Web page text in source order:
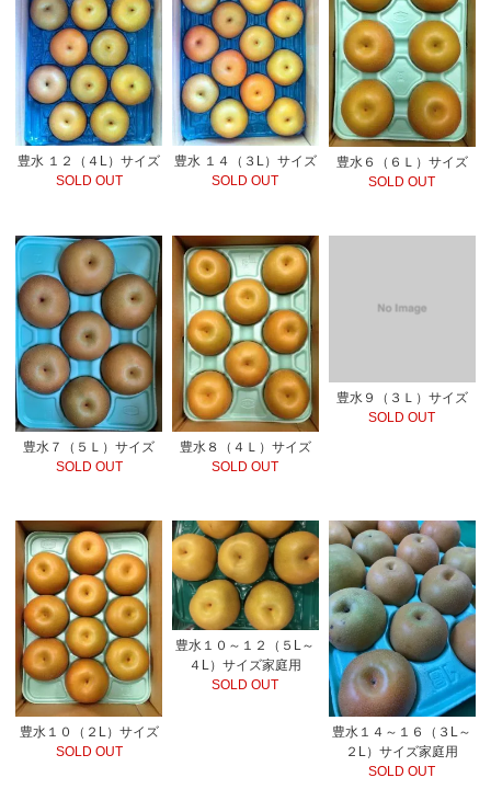
豊水 １２（４L）サイズ
SOLD OUT
豊水 １４（３L）サイズ
SOLD OUT
豊水６（６Ｌ）サイズ
SOLD OUT
豊水７（５Ｌ）サイズ
SOLD OUT
豊水８（４Ｌ）サイズ
SOLD OUT
豊水９（３Ｌ）サイズ
SOLD OUT
豊水１０（２L）サイズ
SOLD OUT
豊水１０～１２（５L～
４L）サイズ家庭用
SOLD OUT
豊水１４～１６（３L～
２L）サイズ家庭用
SOLD OUT